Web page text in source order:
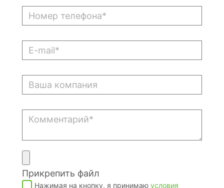
Прикрепить файл
Нажимая на кнопку, я принимаю условия